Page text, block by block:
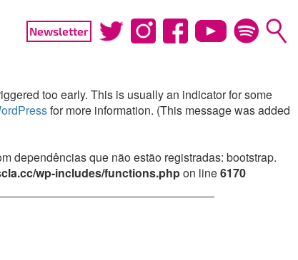
too early. This is usually an indicator for some
for more information. (This message was added
dependências que não estão registradas: bootstrap.
wp-includes/functions.phpon line6170
Newsletter